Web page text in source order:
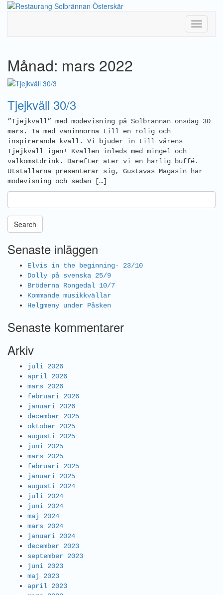
Toggle
Månad: mars 2022
Tjejkväll 30/3
”Tjejkväll” med modevisning på Solbrännan onsdag 30
mars. Ta med väninnorna till en rolig och
inspirerande kväll. Vi bjuder in till vårens
Tjejkväll igen! Kvällen inleds med mingel och
välkomstdrink. Därefter äter vi en härlig buffé.
Utställarna presenterar sig, Gustavas Magasin har
modevisning och sedan […]
Search
Senaste inläggen
Elvis in the beginning- 23/10
Dolly på svenska 25/9
Bröderna Rongedal 10/7
Kommande musikkvällar
Helgmeny under Påsken
Senaste kommentarer
Arkiv
juli 2026
april 2026
mars 2026
februari 2026
januari 2026
december 2025
oktober 2025
augusti 2025
juni 2025
mars 2025
februari 2025
januari 2025
augusti 2024
juli 2024
juni 2024
maj 2024
mars 2024
januari 2024
december 2023
september 2023
juni 2023
maj 2023
april 2023